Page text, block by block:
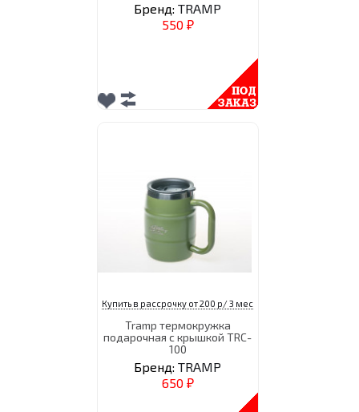
Бренд: TRAMP
550 ₽
Купить в рассрочку от 200 р/ 3 мес
Tramp термокружка
подарочная с крышкой TRC-
100
Бренд: TRAMP
650 ₽